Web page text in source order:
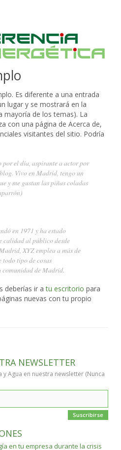
Es diferente a una entrada
lugar y se mostrará en la
mayoría de los temas). La
con una página de Acerca de,
visitantes del sitio. Podría
por el día, aspirante a actor por
Vivo en Madrid, tengo un
y me gustan las piñas coladas
en 1971 y ha estado
calidad al público desde
XYZ emplea a más de
todo tipo de cosas
comunidad de Madrid.
deberías ir atu escritorio para
nuevas con tu propio
NEWSLETTER
y Agua en nuestra newsletter (Nunca
en tu empresa durante la crisis